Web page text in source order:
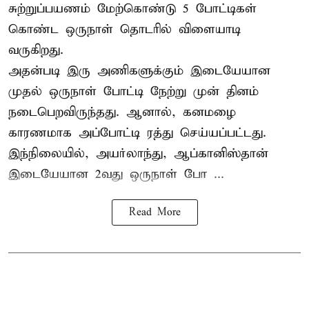
சுற்றுப்பயணம் மேற்கொண்டு 5 போட்டிகள்
கொண்ட ஒருநாள் தொடரில் விளையாடி
வருகிறது.
அதன்படி இரு அணிகளுக்கும் இடையேயான
முதல் ஒருநாள் போட்டி நேற்று முன் தினம்
நடைபெறவிருந்தது. ஆனால், கனமழை
காரணமாக அப்போட்டி ரத்து செய்யப்பட்டது.
இந்நிலையில், அயர்லாந்து, ஆப்கானிஸ்தான்
இடையேயான 2வது ஒருநாள் போ ...
Read More